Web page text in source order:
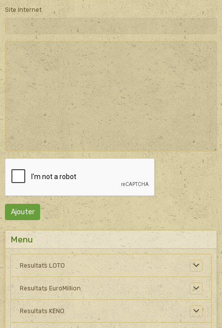
Site Internet
Ajouter
Menu
Resultats LOTO
Resultats EuroMillion
Resultats KENO